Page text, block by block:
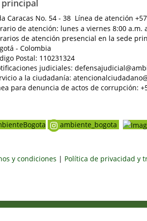
principal
Caracas No. 54 - 38 Línea de atención
de atención: lunes a viernes 8:00 a.m.
de atención presencial en la sede
- Colombia
Postal: 110231324
judiciales:
a la ciudadanía:
para denuncia de actos de corrupción:
ambiente_bogota
y condiciones | Política de privacidad y